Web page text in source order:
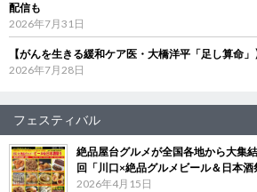
配信も
2026年7月31日
【がんを生きる緩和ケア医・大橋洋平「足し算命
2026年7月28日
フェスティバル
絶品屋台グルメが全国各地から大集
回「川口×絶品グルメビール＆日本
2026年4月15日